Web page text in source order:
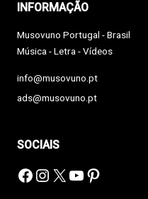
INFORMAÇÃO
Musovuno Portugal - Brasil
Música - Letra - Vídeos
info@musovuno.pt
ads@musovuno.pt
SOCIAIS
Facebook
Instagram
X YouTube
Pinterest